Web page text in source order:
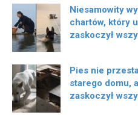
Niesamowity
chartów, który
zaskoczył
Pies nie
starego domu,
zaskoczył